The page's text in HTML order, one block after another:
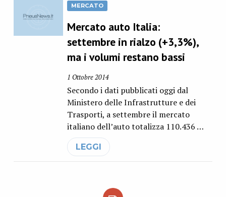
MERCATO
Mercato auto Italia:
settembre in rialzo (+3,3%),
ma i volumi restano bassi
1 Ottobre 2014
Secondo i dati pubblicati oggi dal
Ministero delle Infrastrutture e dei
Trasporti, a settembre il mercato
italiano dell’auto totalizza 110.436 …
LEGGI